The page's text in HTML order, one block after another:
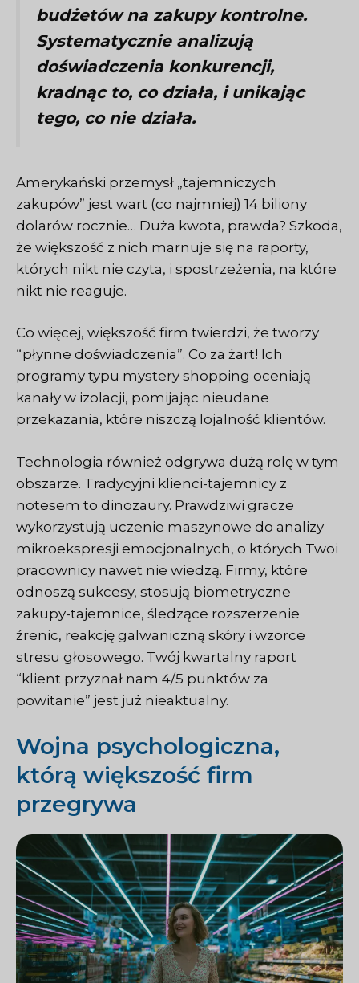
budżetów na zakupy kontrolne.
Systematycznie analizują
doświadczenia konkurencji,
kradnąc to, co działa, i unikając
tego, co nie działa.
Amerykański przemysł „tajemniczych
zakupów” jest wart (co najmniej) 14 biliony
dolarów rocznie… Duża kwota, prawda? Szkoda,
że większość z nich marnuje się na raporty,
których nikt nie czyta, i spostrzeżenia, na które
nikt nie reaguje.
Co więcej, większość firm twierdzi, że tworzy
“płynne doświadczenia”. Co za żart! Ich
programy typu mystery shopping oceniają
kanały w izolacji, pomijając nieudane
przekazania, które niszczą lojalność klientów.
Technologia również odgrywa dużą rolę w tym
obszarze. Tradycyjni klienci-tajemnicy z
notesem to dinozaury. Prawdziwi gracze
wykorzystują uczenie maszynowe do analizy
mikroekspresji emocjonalnych, o których Twoi
pracownicy nawet nie wiedzą. Firmy, które
odnoszą sukcesy, stosują biometryczne
zakupy-tajemnice, śledzące rozszerzenie
źrenic, reakcję galwaniczną skóry i wzorce
stresu głosowego. Twój kwartalny raport
“klient przyznał nam 4/5 punktów za
powitanie” jest już nieaktualny.
Wojna psychologiczna,
którą większość firm
przegrywa